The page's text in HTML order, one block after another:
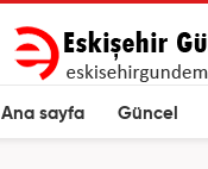
Ana sayfa Güncel